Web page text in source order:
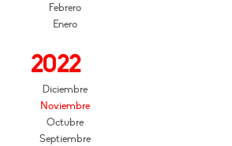
Febrero
Enero
2022
Diciembre
Noviembre
Octubre
Septiembre